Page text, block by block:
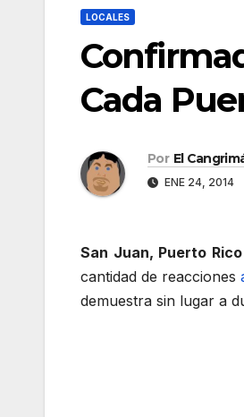
LOCALES
Cada
Por El
ENE 24, 2014
San Juan, Puerto Rico
cantidad de reacciones
demuestra sin lugar a